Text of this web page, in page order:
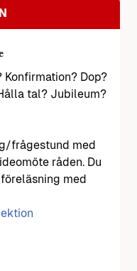
Dop?
tal? Jubileum?
frågestund med
råden. Du
med